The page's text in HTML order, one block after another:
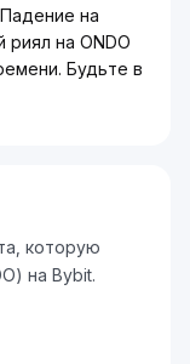
на
на ONDO
Будьте в
которую
на Bybit.